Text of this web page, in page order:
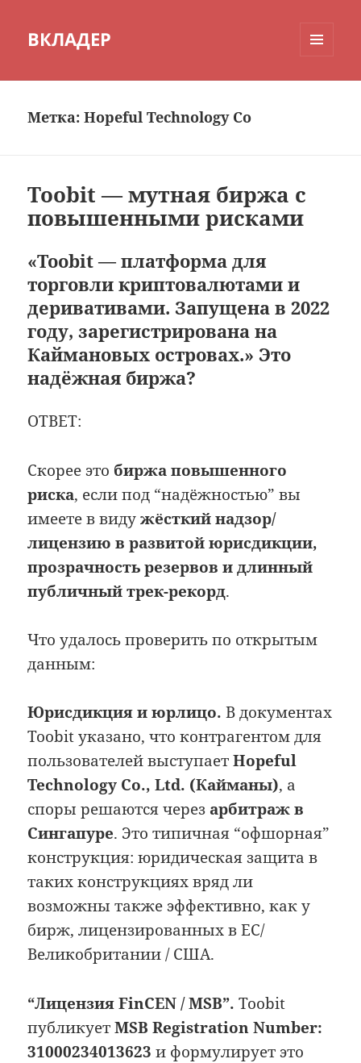
ВКЛАДЕР
Метка:Hopeful Technology Co
Toobit — мутная биржа с
повышенными рисками
«Toobit — платформа для
торговли криптовалютами и
деривативами. Запущена в 2022
году, зарегистрирована на
Каймановых островах.» Это
надёжная биржа?
ОТВЕТ:
Скорее это биржа повышенного
риска, если под “надёжностью” вы
имеете в видужёсткий надзор/
лицензию в развитой юрисдикции,
прозрачность резервов и длинный
публичный трек-рекорд.
Что удалось проверить по открытым
данным:
Юрисдикция и юрлицо. В документах
Toobit указано, что контрагентом для
пользователей выступаетHopeful
Technology Co., Ltd. (Кайманы), а
споры решаются через арбитраж в
Сингапуре. Это типичная “офшорная”
конструкция: юридическая защита в
таких конструкциях вряд ли
возможны также эффективно, как у
бирж, лицензированных в ЕС/
Великобритании / США.
“Лицензия FinCEN / MSB”. Toobit
публикуетMSB Registration Number:
31000234013623 и формулирует это